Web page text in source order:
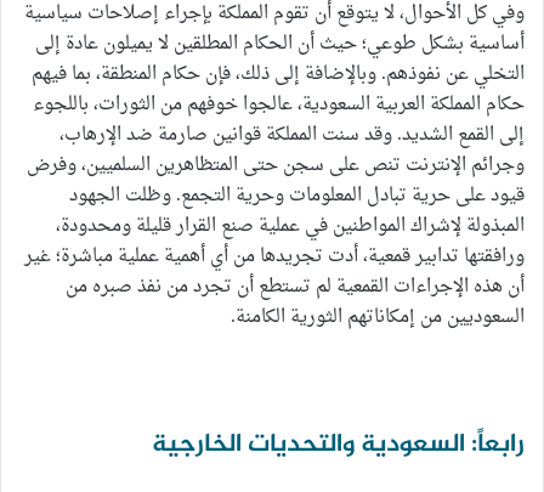
وفي كل الأحوال، لا يتوقع أن تقوم المملكة بإجراء إصلاحات سياسية
أساسية بشكل طوعي؛ حيث أن الحكام المطلقين لا يميلون عادة إلى
التخلي عن نفوذهم. وبالإضافة إلى ذلك، فإن حكام المنطقة، بما فيهم
حكام المملكة العربية السعودية، عالجوا خوفهم من الثورات، باللجوء
إلى القمع الشديد. وقد سنت المملكة قوانين صارمة ضد الإرهاب،
وجرائم الإنترنت تنص على سجن حتى المتظاهرين السلميين، وفرض
قيود على حرية تبادل المعلومات وحرية التجمع. وظلت الجهود
المبذولة لإشراك المواطنين في عملية صنع القرار قليلة ومحدودة،
ورافقتها تدابير قمعية، أدت تجريدها من أي أهمية عملية مباشرة؛ غير
أن هذه الإجراءات القمعية لم تستطع أن تجرد من نفذ صبره من
السعوديين من إمكاناتهم الثورية الكامنة.
رابعاً: السعودية والتحديات الخارجية